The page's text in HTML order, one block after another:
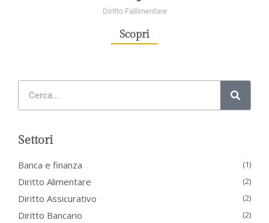
Diritto Fallimentare
Scopri
Settori
Banca e finanza (1)
Diritto Alimentare (2)
Diritto Assicurativo (2)
Diritto Bancario (2)